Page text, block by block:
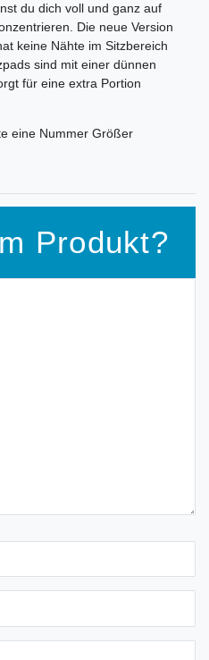
du dich voll und ganz auf
Die neue Version
keine Nähte im Sitzbereich
sind mit einer dünnen
für eine extra Portion
eine Nummer Größer
Produkt?